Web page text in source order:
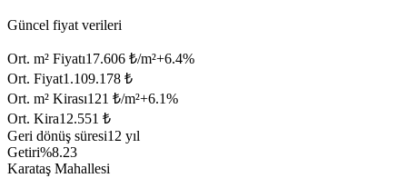
Güncel fiyat verileri
Ort. m² Fiyatı17.606 ₺/m²+6.4%
Ort. Fiyat1.109.178 ₺
Ort. m² Kirası121 ₺/m²+6.1%
Ort. Kira12.551 ₺
Geri dönüş süresi12 yıl
Getiri%8.23
Karataş Mahallesi